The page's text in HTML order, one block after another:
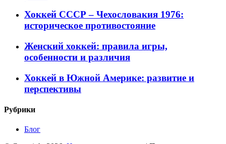
Хоккей СССР – Чехословакия 1976:
историческое противостояние
Женский хоккей: правила игры,
особенности и различия
Хоккей в Южной Америке: развитие и
перспективы
Рубрики
Блог